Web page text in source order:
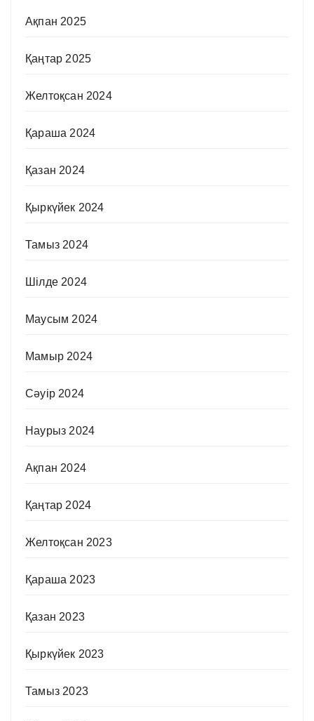
Ақпан 2025
Қаңтар 2025
Желтоқсан 2024
Қараша 2024
Қазан 2024
Қыркүйек 2024
Тамыз 2024
Шілде 2024
Маусым 2024
Мамыр 2024
Сәуір 2024
Наурыз 2024
Ақпан 2024
Қаңтар 2024
Желтоқсан 2023
Қараша 2023
Қазан 2023
Қыркүйек 2023
Тамыз 2023